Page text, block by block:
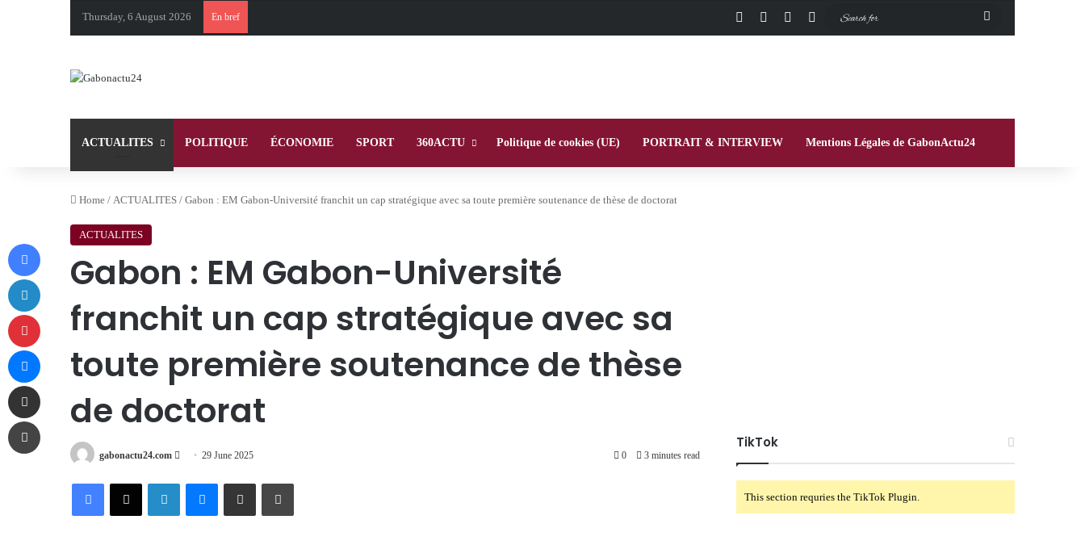
Thursday, 6 August 2026 En bref Facebook InstagramSwitch skin
ACTUALITES POLITIQUE ÉCONOMIE SPORT 360ACTU Politique de cookies (UE) PORTRAIT & INTERVIEW Mentions Légales de GabonActu24
Home / ACTUALITES / Gabon : EM Gabon-Université franchit un cap stratégique avec sa toute première soutenance de thèse de doctorat
ACTUALITES
Gabon : EM Gabon-Université
franchit un cap stratégique avec sa
toute première soutenance de thèse
de doctorat
gabonactu24.com
Send 29 June 2025 0 3 minutes read
FacebookX LinkedInMessengerShare via Email Print
TikTok
This section requries the TikTok Plugin.
Facebook
LinkedIn
Pinterest